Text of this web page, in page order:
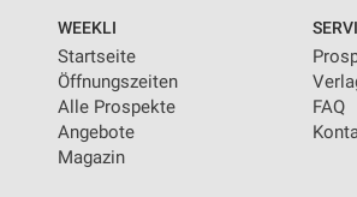
WEEKLI
Startseite
Öffnungszeiten
Alle Prospekte
Angebote
Magazin
FAQ